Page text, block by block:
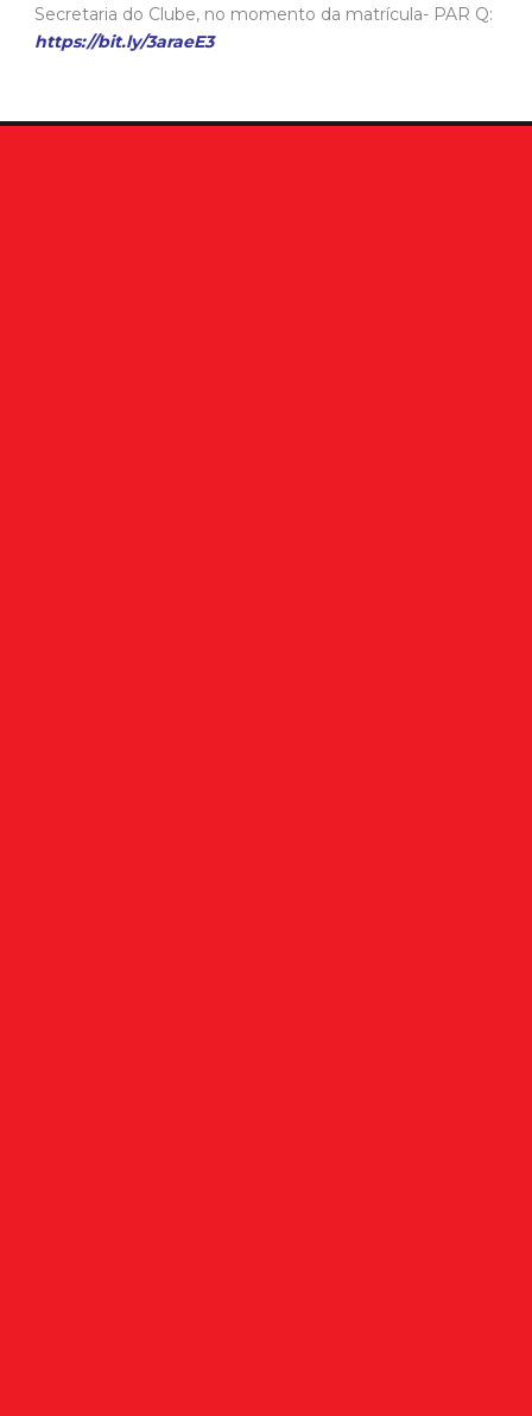
Secretaria do Clube, no momento da matrícula- PAR Q:
https://bit.ly/3araeE3